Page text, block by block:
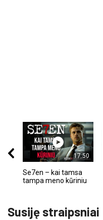
17:50
Se7en – kai tamsa
tampa meno kūriniu
Susiję straipsniai